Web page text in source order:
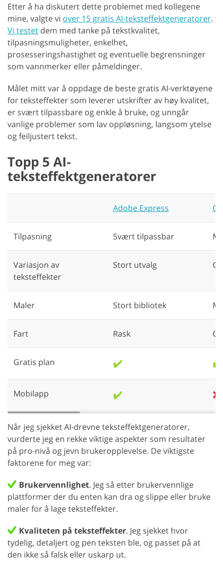
Etter å ha diskutert dette problemet med kollegene
mine, valgte vi over 15 gratis AI-teksteffektgeneratorer.
Vi testet dem med tanke på tekstkvalitet,
tilpasningsmuligheter, enkelhet,
prosesseringshastighet og eventuelle begrensninger
som vannmerker eller påmeldinger.
Målet mitt var å oppdage de beste gratis AI-verktøyene
for teksteffekter som leverer utskrifter av høy kvalitet,
er svært tilpassbare og enkle å bruke, og unngår
vanlige problemer som lav oppløsning, langsom ytelse
og feiljustert tekst.
Topp 5 AI-
teksteffektgeneratorer
Adobe Express
Tilpasning Svært tilpassbar
Variasjon av
teksteffekter
Stort utvalg
Maler Stort bibliotek
Fart Rask
Gratis plan ✔️ ✔️
Mobilapp ✔️ ❌
Når jeg sjekket AI-drevne teksteffektgeneratorer,
vurderte jeg en rekke viktige aspekter som resultater
på pro-nivå og jevn brukeropplevelse. De viktigste
faktorene for meg var:
Brukervennlighet. Jeg så etter brukervennlige
plattformer der du enten kan dra og slippe eller bruke
maler for å lage teksteffekter.
Kvaliteten på teksteffekter. Jeg sjekket hvor
tydelig, detaljert og pen teksten ble, og passet på at
den ikke så falsk eller uskarp ut.